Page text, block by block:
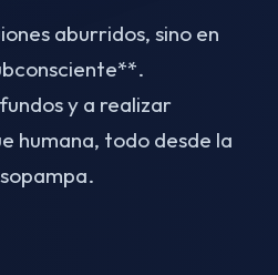
aburridos, sino en
y a realizar
humana, todo desde la